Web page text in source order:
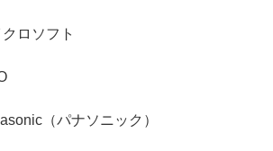
ロソフト
（パナソニック）